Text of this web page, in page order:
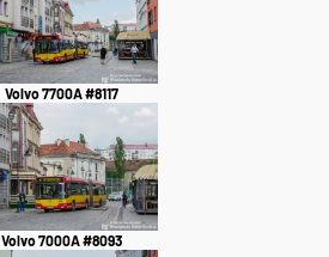
Volvo 7700A #8117
Volvo 7000A #8093